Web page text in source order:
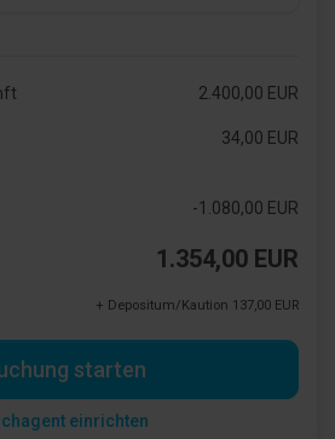
2.400,00 EUR
34,00 EUR
-1.080,00 EUR
1.354,00 EUR
+ Depositum/Kaution 137,00 EUR
starten
einrichten